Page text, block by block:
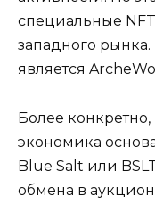
специальные
западного
является
Более
экономика
Blue Salt или
обмена в